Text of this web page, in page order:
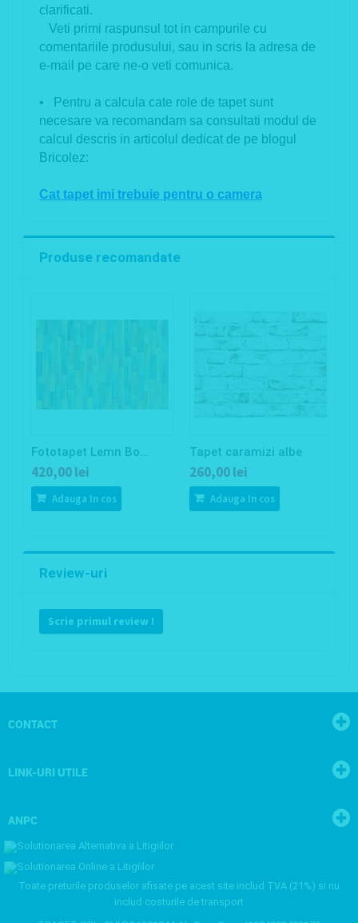
clarificati.
Veti primi raspunsul tot in campurile cu
comentariile produsului, sau in scris la adresa de
e-mail pe care ne-o veti comunica.
• Pentru a calcula cate role de tapet sunt
necesare va recomandam sa consultati modul de
calcul descris in articolul dedicat de pe blogul
Bricolez:
Cat tapet imi trebuie pentru o camera
Produse recomandate
Fototapet Lemn Bo...
420,00 lei
Adauga In cos
Tapet caramizi albe
260,00 lei
Adauga In cos
Review-uri
Scrie primul review !
CONTACT
LINK-URI UTILE
ANPC
Toate preturile produselor afisate pe acest site includ TVA (21%) si nu
includ costurile de transport